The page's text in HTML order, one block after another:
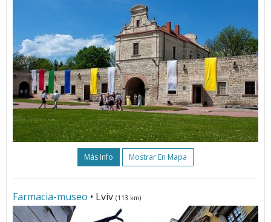
Más Info Mostrar En Mapa
Farmacia-museo • Lviv (113 km)